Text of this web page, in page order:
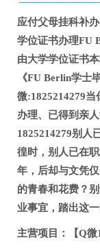
应付父母挂科补
学位证书办理FU
由大学学位证书
《FU Berlin学士
微:1825214279
办理、已得到亲
1825214279别人
徨时，别人已在
年，后却与文凭
的青春和花费？
业事宜，踏出这
主营项目：【Q微